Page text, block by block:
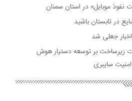
موبایل» در استان سمنان
جعلی شد
زیرساخت بر توسعه دستیار هوش
سایبری